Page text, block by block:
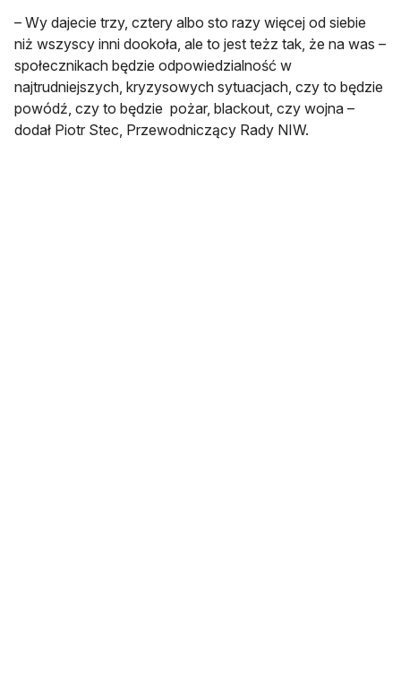
– Wy dajecie trzy, cztery albo sto razy więcej od siebie
niż wszyscy inni dookoła, ale to jest teżz tak, że na was –
społecznikach będzie odpowiedzialność w
najtrudniejszych, kryzysowych sytuacjach, czy to będzie
powódź, czy to będzie pożar, blackout, czy wojna –
dodał Piotr Stec, Przewodniczący Rady NIW.